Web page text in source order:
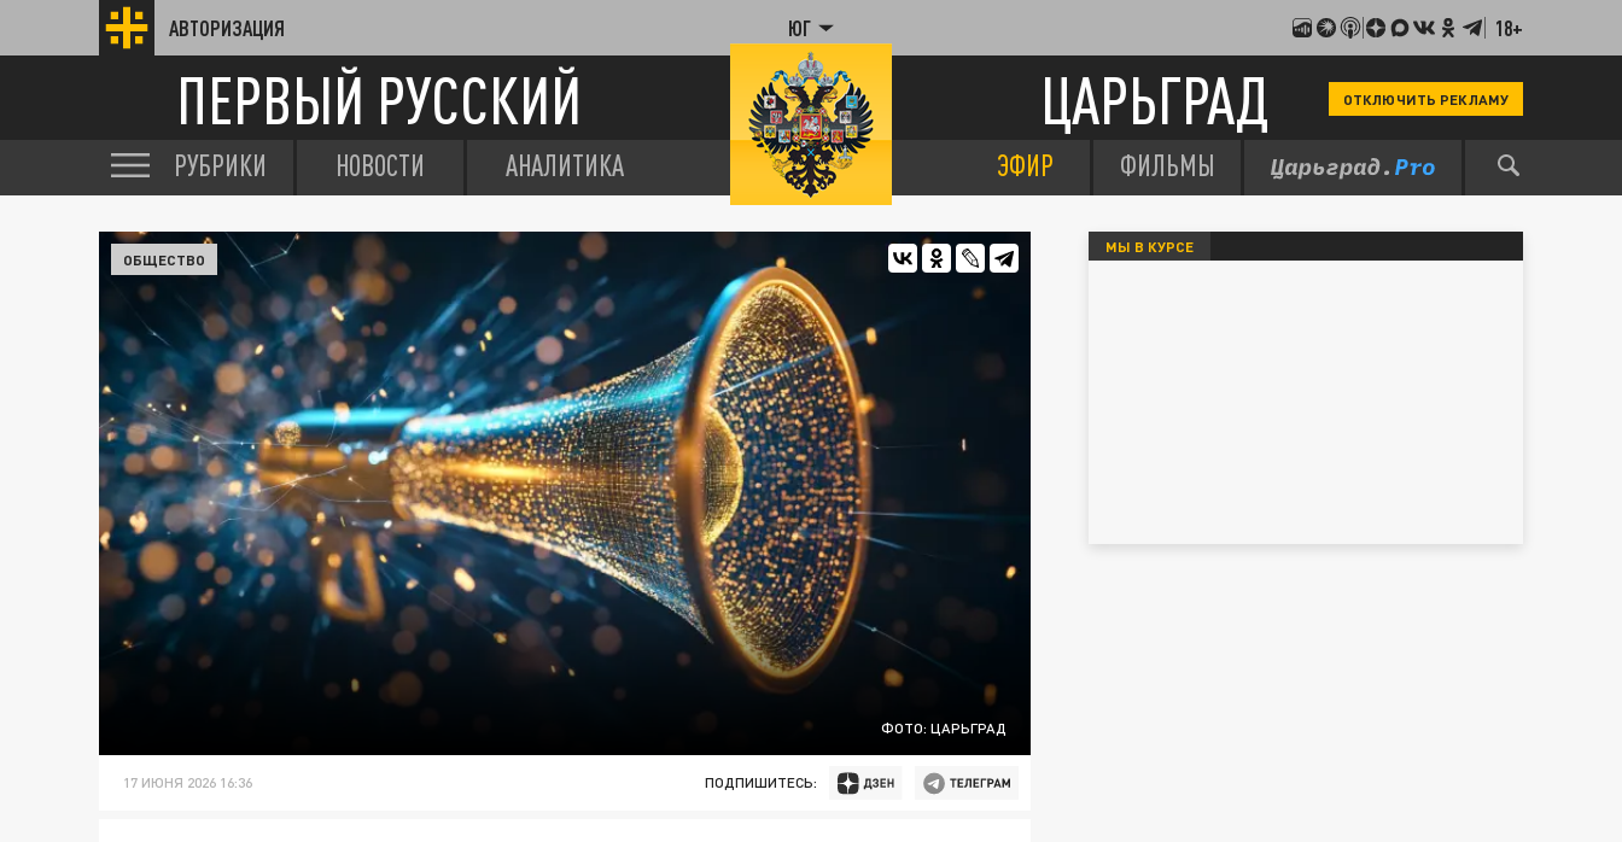
АВТОРИЗАЦИЯ ЮГ 18+
ПЕРВЫЙ РУССКИЙ ЦАРЬГРАД ОТКЛЮЧИТЬ РЕКЛАМУ
РУБРИКИ НОВОСТИ АНАЛИТИКА ЭФИР ФИЛЬМЫ
ФОТО: ЦАРЬГРАД
ОБЩЕСТВО
17 ИЮНЯ 2026 16:36 ПОДПИШИТЕСЬ:
МЫ В КУРСЕ